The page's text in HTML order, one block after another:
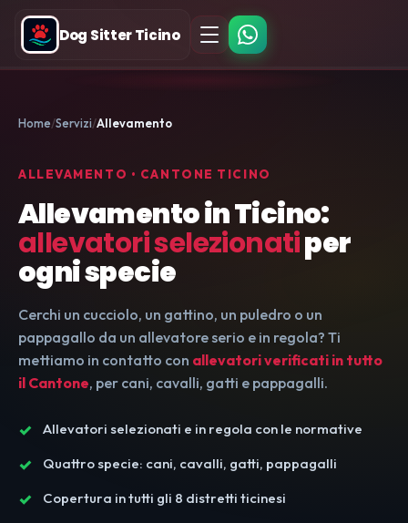
Dog Sitter Ticino
Home Servizi Allevamento
ALLEVAMENTO • CANTONE TICINO
Allevamento in Ticino:
allevatori selezionatiper
ogni specie
Cerchi un cucciolo, un gattino, un puledro o un
pappagallo da un allevatore serio e in regola? Ti
mettiamo in contatto con allevatori verificati in tutto
il Cantone, per cani, cavalli, gatti e pappagalli.
Allevatori selezionati e in regola con le normative
Quattro specie: cani, cavalli, gatti, pappagalli
Copertura in tutti gli 8 distretti ticinesi